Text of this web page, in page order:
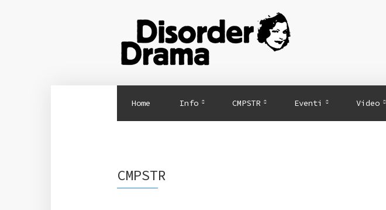
Home Info CMPSTR Eventi Video
CMPSTR